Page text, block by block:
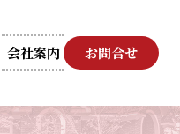
会社案内 お問合せ